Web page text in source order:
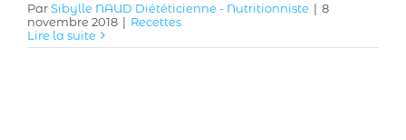
ParSibylle NAUD Diététicienne - Nutritionniste | 8
novembre 2018 | Recettes
Lire la suite